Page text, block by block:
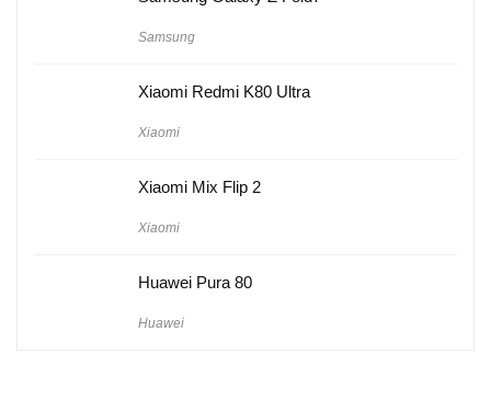
Samsung
Xiaomi Redmi K80 Ultra
Xiaomi
Xiaomi Mix Flip 2
Xiaomi
Huawei Pura 80
Huawei